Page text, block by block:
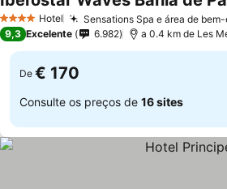
4 EstrelasHotel Sensations Spa e área de
9,3 Excelente 6.982 a 0.4 km de Les
De € 170
Consulte os preços de 16 sites